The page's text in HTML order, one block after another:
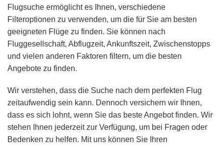
Flugsuche ermöglicht es Ihnen, verschiedene
Filteroptionen zu verwenden, um die für Sie am besten
geeigneten Flüge zu finden. Sie können nach
Fluggesellschaft, Abflugzeit, Ankunftszeit, Zwischenstopps
und vielen anderen Faktoren filtern, um die besten
Angebote zu finden.
Wir verstehen, dass die Suche nach dem perfekten Flug
zeitaufwendig sein kann. Dennoch versichern wir Ihnen,
dass es sich lohnt, wenn Sie das beste Angebot finden. Wir
stehen Ihnen jederzeit zur Verfügung, um bei Fragen oder
Bedenken zu helfen. Mit uns können Sie Ihren